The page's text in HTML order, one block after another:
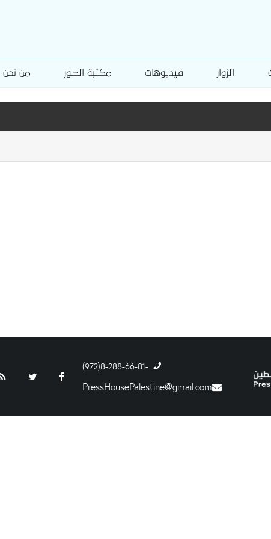
الزوار فيديوهات مكتبة الصور من نحن
-8-288-66-81(972)
PressHousePalestine@gmail.com